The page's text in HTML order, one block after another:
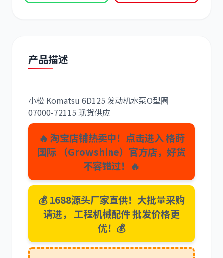
道依茨 柳工
奔驰 加藤
产品描述
小松 Komatsu 6D125 发动机水泵O型圈
07000-72115 现货供应
🔥 淘宝店铺热卖中！点击进入 格莳
国际 （Growshine）官方店，好货
不容错过！🔥
💰 1688源头厂家直供！大批量采购
请进， 工程机械配件 批发价格更
优！💰